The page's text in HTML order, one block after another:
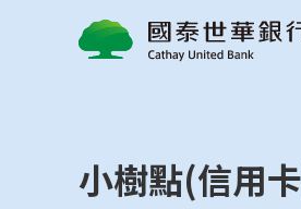
小樹點(信用